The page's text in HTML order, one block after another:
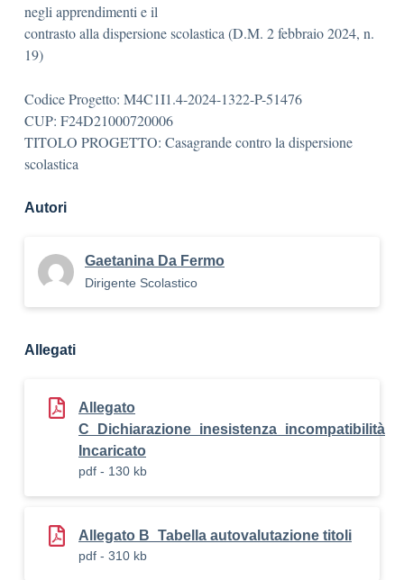
negli apprendimenti e il
contrasto alla dispersione scolastica (D.M. 2 febbraio 2024, n.
19)
Codice Progetto: M4C1I1.4-2024-1322-P-51476
CUP: F24D21000720006
TITOLO PROGETTO: Casagrande contro la dispersione
scolastica
Autori
Gaetanina Da Fermo
Dirigente Scolastico
Allegati
Allegato
C_Dichiarazione_inesistenza_incompatibilità
Incaricato
pdf - 130 kb
Allegato B_Tabella autovalutazione titoli
pdf - 310 kb